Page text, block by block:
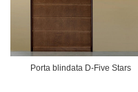
Porta blindata D-Five Stars